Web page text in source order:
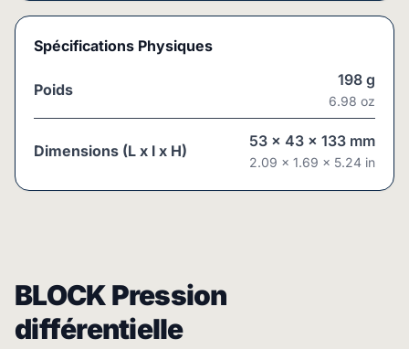
Spécifications Physiques
Poids
198 g
6.98 oz
Dimensions (L x l x H)
53 x 43 x 133 mm
2.09 x 1.69 x 5.24 in
BLOCK Pression
différentielle